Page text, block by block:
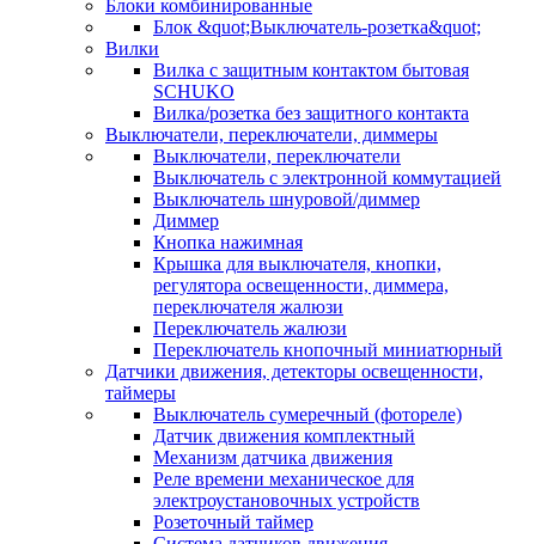
Блоки комбинированные
Блок &quot;Выключатель-розетка&quot;
Вилки
Вилка с защитным контактом бытовая
SCHUKO
Вилка/розетка без защитного контакта
Выключатели, переключатели, диммеры
Выключатели, переключатели
Выключатель с электронной коммутацией
Выключатель шнуровой/диммер
Диммер
Кнопка нажимная
Крышка для выключателя, кнопки,
регулятора освещенности, диммера,
переключателя жалюзи
Переключатель жалюзи
Переключатель кнопочный миниатюрный
Датчики движения, детекторы освещенности,
таймеры
Выключатель сумеречный (фотореле)
Датчик движения комплектный
Механизм датчика движения
Реле времени механическое для
электроустановочных устройств
Розеточный таймер